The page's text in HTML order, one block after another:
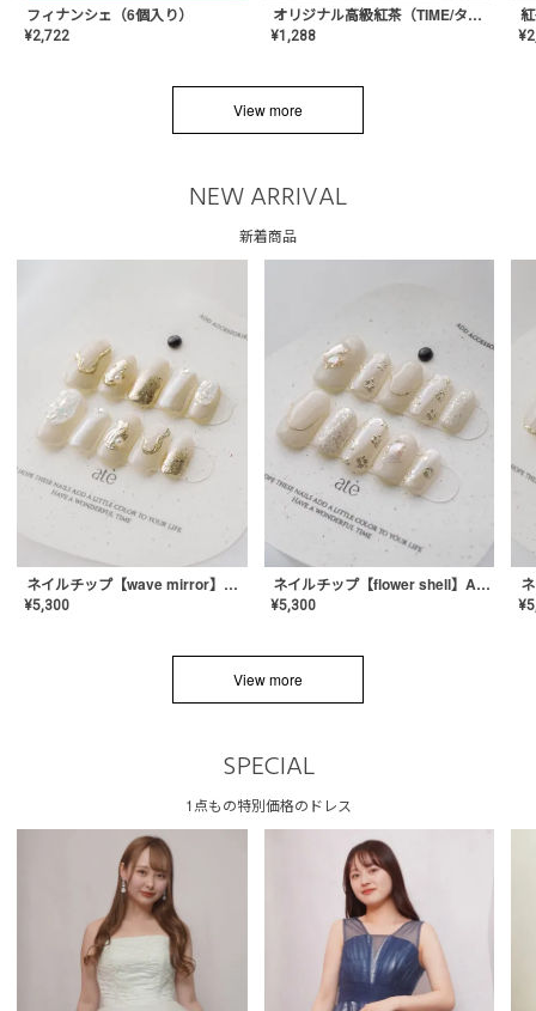
フィナンシェ（6個入り）
¥2,722
オリジナル高級紅茶（TIME/タイム）【ギフト/プチギフト/プレゼント/内祝い/結婚式/オリジナル配合/高品質/ハーブティー/茶葉/記念日/お返し/手土産/美容/おしゃれ】
¥1,288 ¥
View more
NEW ARRIVAL
新着商品
ネイルチップ【wave mirror】AE-CONA-04
¥5,300
ネイルチップ【flower shell】AE-CONA-03
¥5,300 ¥
View more
SPECIAL
1点もの特別価格のドレス